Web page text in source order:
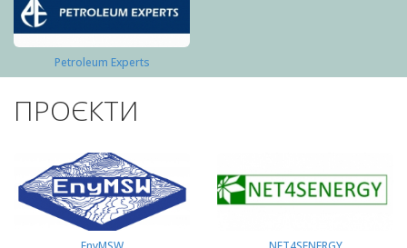
Petroleum Experts
ПРОЄКТИ